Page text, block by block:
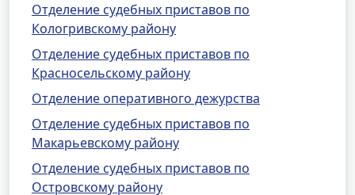
Отделение судебных приставов по
Кологривскому району
Отделение судебных приставов по
Красносельскому району
Отделение оперативного дежурства
Отделение судебных приставов по
Макарьевскому району
Отделение судебных приставов по
Островскому району